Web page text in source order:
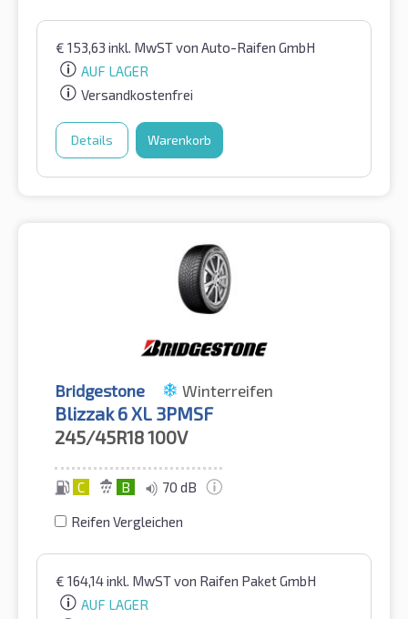
€ 153,63 inkl. MwSTvon Auto-Raifen GmbH
AUF LAGER
Versandkostenfrei
Details Warenkorb
Bridgestone Winterreifen
Blizzak 6 XL 3PMSF
245/45R18100V
C B 70 dB
Reifen Vergleichen
€ 164,14inkl. MwSTvon Raifen Paket GmbH
AUF LAGER